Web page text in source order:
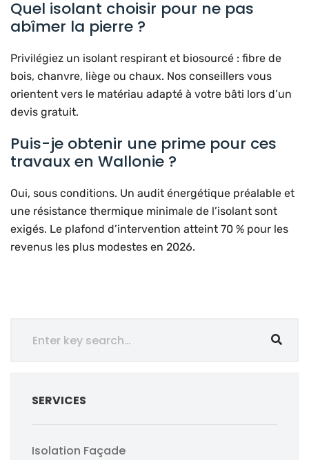
Quel isolant choisir pour ne pas
abîmer la pierre ?
Privilégiez un isolant respirant et biosourcé : fibre de
bois, chanvre, liège ou chaux. Nos conseillers vous
orientent vers le matériau adapté à votre bâti lors d’un
devis gratuit.
Puis-je obtenir une prime pour ces
travaux en Wallonie ?
Oui, sous conditions. Un audit énergétique préalable et
une résistance thermique minimale de l’isolant sont
exigés. Le plafond d’intervention atteint 70 % pour les
revenus les plus modestes en 2026.
SERVICES
Isolation Façade